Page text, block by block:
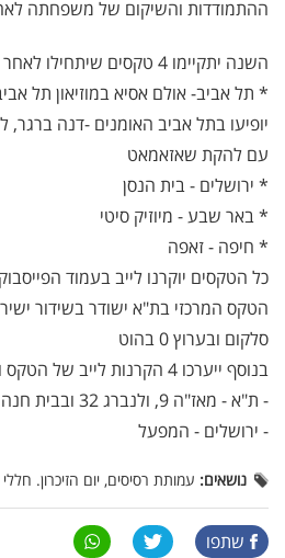
ההתמודדות והשיקום של משפחתה
השנה יתקיימו 4 טקסים שיתחילו לאחר הצפירה:
* תל אביב- אולם אסיא במוזיאון תל
יופיעו בתל אביב האומנים -דנה
עם להקת שאזאמאט
* ירושלים - בית הנסן
* באר שבע - מיוזיק סיטי
* חיפה - זאפה
כל הטקסים יוקרנו לייב בעמוד
סלקום ובערוץ 0 בהוט
בנוסף ייערכו 4 הקרנות לייב של הטקס ושיח:
- ת"א - מאז"ה 9, ולנברג 32 ובבית חנה הרבי
- ירושלים - המפעל
נושאים: עמותת רסיסים, יום הזיכרון.
שתפו